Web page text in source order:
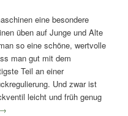
eine besondere
üben auf Junge und Alte
so eine schöne, wertvolle
man gut mit dem
Teil an einer
Und zwar ist
leicht und früh genug
→